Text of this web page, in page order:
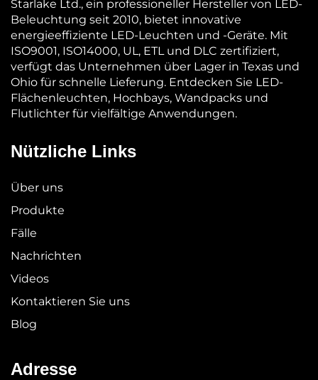
Starlake Ltd., ein professioneller Hersteller von LED-
Beleuchtung seit 2010, bietet innovative
energieeffiziente LED-Leuchten und -Geräte. Mit
ISO9001, ISO14000, UL, ETL und DLC zertifiziert,
verfügt das Unternehmen über Lager in Texas und
Ohio für schnelle Lieferung. Entdecken Sie LED-
Flächenleuchten, Hochbays, Wandpacks und
Flutlichter für vielfältige Anwendungen.
Nützliche Links
Über uns
Produkte
Fälle
Nachrichten
Videos
Kontaktieren Sie uns
Blog
Adresse